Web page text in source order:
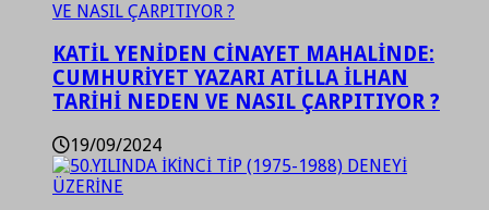
KATİL YENİDEN CİNAYET MAHALİNDE:
CUMHURİYET YAZARI ATİLLA İLHAN
TARİHİ NEDEN VE NASIL ÇARPITIYOR ?
19/09/2024